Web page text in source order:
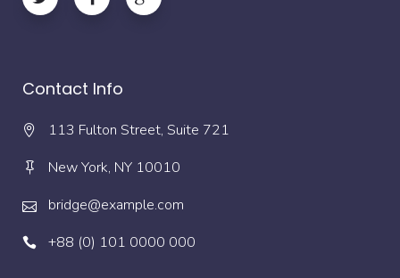
Contact Info
113 Fulton Street, Suite 721
New York, NY 10010
bridge@example.com
+88 (0) 101 0000 000